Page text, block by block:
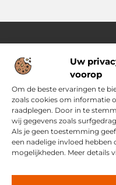
Uw
voorop
Om de beste ervaringen te
zoals cookies om informatie
raadplegen. Door in te
wij gegevens zoals
Als je geen toestemming
een nadelige invloed hebben
mogelijkheden. Meer details
Over Pass4sure.nl
Jouw bron voor slimme
Verken een gevarieerd
dagelijks ondersteunen
strategieën en
jezelf.
Main Links
Bericht categorie